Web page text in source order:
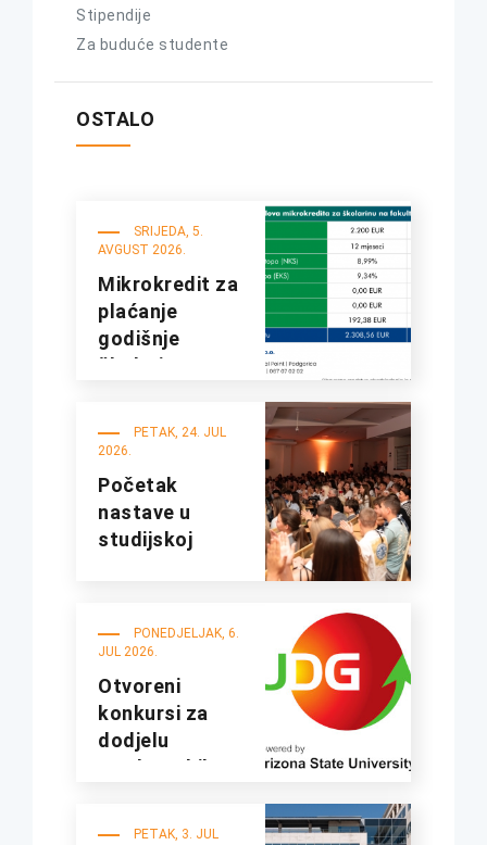
Stipendije
Za buduće studente
OSTALO
SRIJEDA, 5.
AVGUST 2026.
Mikrokredit za
plaćanje
godišnje
školarine na
PETAK, 24. JUL
2026.
Početak
nastave u
studijskoj
PONEDJELJAK, 6.
JUL 2026.
Otvoreni
konkursi za
dodjelu
studentskih
PETAK, 3. JUL